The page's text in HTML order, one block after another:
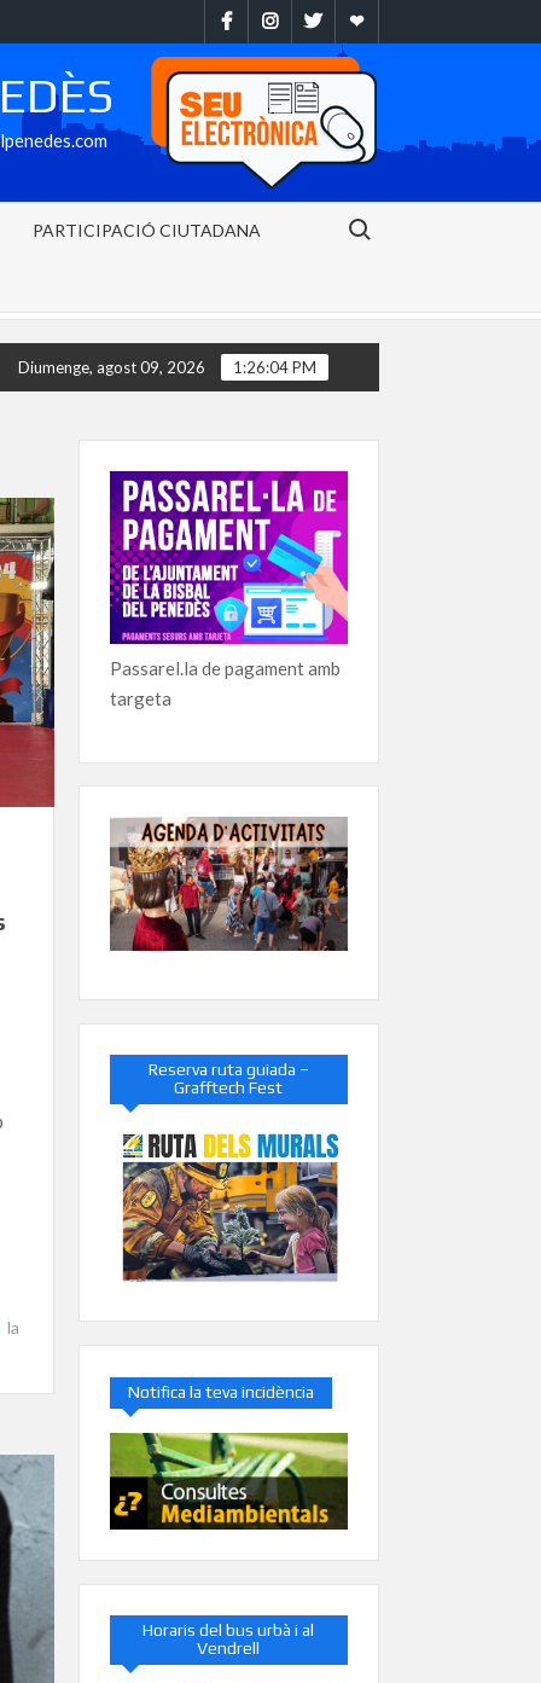
FacebookInstragram
TwitterEbando
PARTICIPACIÓ CIUTADANA
Search for:
municipal de l’avinguda Baix Penedès ja està disponible
Diumenge, agost 09, 2026 1:26:05 PM
la
Passarel.la de pagament amb
targeta
Reserva ruta guiada –
Grafftech Fest
Notifica la teva incidència
Horaris del bus urbà i al
Vendrell